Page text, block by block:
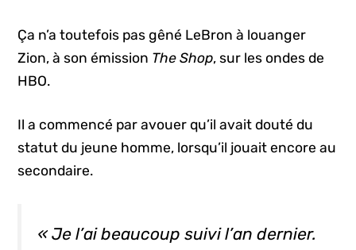
Ça n’a toutefois pas gêné LeBron à louanger
Zion, à son émission The Shop, sur les ondes de
HBO.
Il a commencé par avouer qu’il avait douté du
statut du jeune homme, lorsqu’il jouait encore au
secondaire.
« Je l’ai beaucoup suivi l’an dernier.